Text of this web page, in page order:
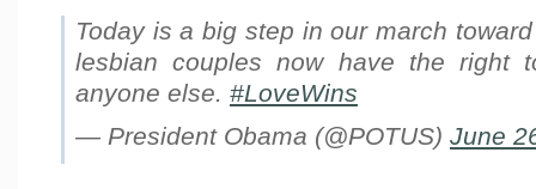
Today is a big step in our march
lesbian couples now have the right
anyone else. #LoveWins
— President Obama (@POTUS) June